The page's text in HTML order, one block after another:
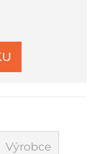
Výrobce